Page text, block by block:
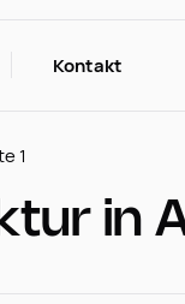
Kontakt
1
in